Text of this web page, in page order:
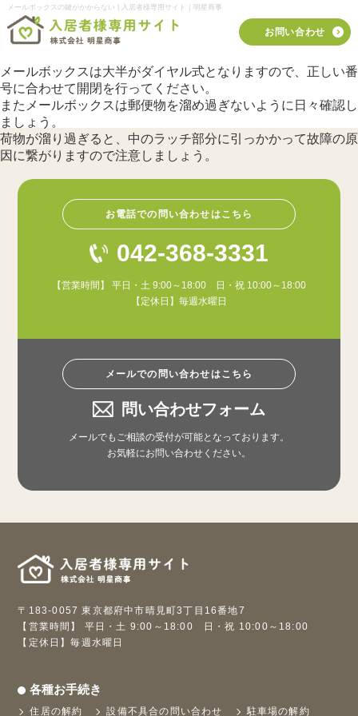
メールボックスの鍵がかからない | 入居者様専用サイト｜明星商事
お問い合わせ
メールボックスは大半がダイヤル式となりますので、正しい番
号に合わせて開閉を行ってください。
またメールボックスは郵便物を溜め過ぎないように日々確認し
ましょう。
荷物が溜り過ぎると、中のラッチ部分に引っかかって故障の原
因に繋がりますので注意しましょう。
お電話での問い合わせはこちら
042-368-3331
【営業時間】 平日・土 9:00～18:00 日・祝 10:00～18:00
【定休日】毎週水曜日
メールでの問い合わせはこちら
問い合わせフォーム
メールでもご相談の受付が可能となっております。
お気軽にお問い合わせください。
〒183-0057 東京都府中市晴見町3丁目16番地7
【営業時間】 平日・土 9:00～18:00 日・祝 10:00～18:00
【定休日】毎週水曜日
各種お手続き
住居の解約 設備不具合の問い合わせ 駐車場の解約